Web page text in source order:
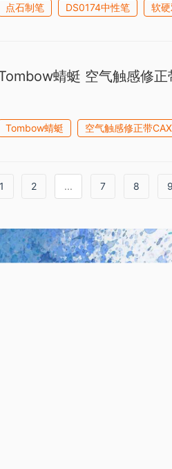
点石制笔 DS0174中性笔 软
蜻蜓 空气触感修
Tombow蜻蜓 空气触感修正带CAX
1 2 ... 7 8 9